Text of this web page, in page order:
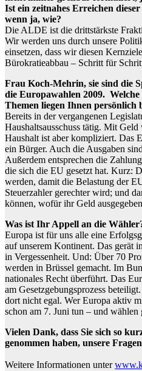
Ist ein zeitnahes Erreichen
wenn ja, wie?
Die ALDE ist die drittstärkste
Wir werden uns durch unsere
einsetzen, dass wir diesen
Bürokratieabbau – Schritt für
Frau Koch-Mehrin, sie sind die
die Europawahlen 2009.
Themen liegen Ihnen persönlich
Bereits in der vergangenen
Haushaltsausschuss tätig. Mit
Haushalt ist aber kompliziert. Das
ein Bürger. Auch die Ausgaben
Außerdem entsprechen die
die sich die EU gesetzt hat. Kurz:
werden, damit die Belastung der
Steuerzahler gerechter wird; und
können, wofür ihr Geld
Was ist Ihr Appell an die
Europa ist für uns alle eine
auf unserem Kontinent. Das gerät
in Vergessenheit. Und: Über 70
werden in Brüssel gemacht. Im
nationales Recht überführt. Das
am Gesetzgebungsprozess
dort nicht egal. Wer Europa aktiv
schon am 7. Juni tun – und wählen
Vielen Dank, dass Sie sich so
genommen haben, unsere
Weitere Informationen unter